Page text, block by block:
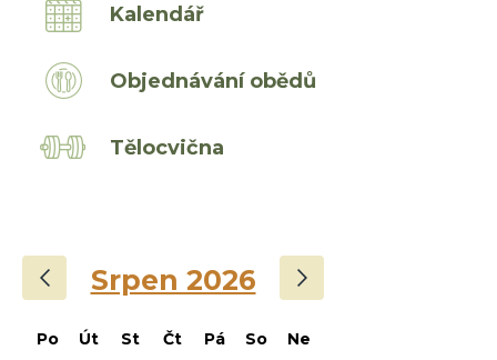
Kalendář
Objednávání obědů
Tělocvična
Srpen 2026 ›
Po Út St Čt Pá So Ne